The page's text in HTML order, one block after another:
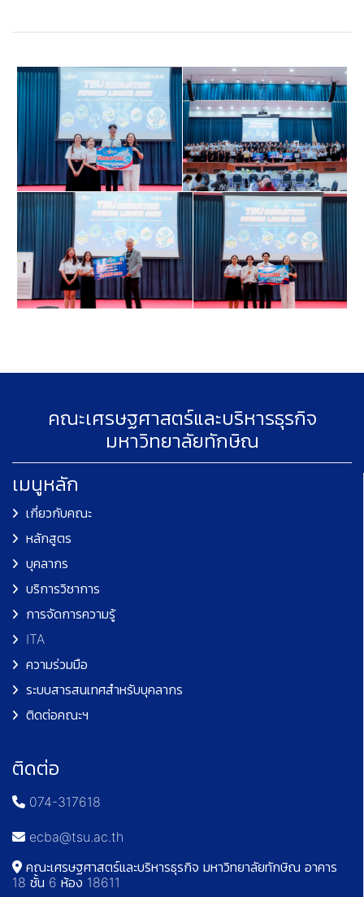
คณะเศรษฐศาสตร์และบริหารธุรกิจ
มหาวิทยาลัยทักษิณ
เมนูหลัก
เกี่ยวกับคณะ
หลักสูตร
บุคลากร
บริการวิชาการ
การจัดการความรู้
ITA
ความร่วมมือ
ระบบสารสนเทศสำหรับบุคลากร
ติดต่อคณะฯ
ติดต่อ
074-317618
ecba@tsu.ac.th
คณะเศรษฐศาสตร์และบริหารธุรกิจ มหาวิทยาลัยทักษิณ อาคาร
18 ชั้น 6 ห้อง 18611